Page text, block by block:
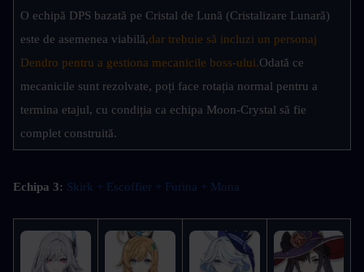
O echipă DPS bazată pe Cristal de Lună (Cristalizare Lunară)
este de asemenea viabilă,dar trebuie să incluzi un personaj
Dendro pentru a gestiona mecanicile boss-ului.Odată ce
mecanicile sunt rezolvate, poți face rotația normal pentru a
termina etajul, cu condiția ca echipa Moon-Crystal să fie
complet construită.
Echipa 3: Skirk + Escoffier + Furina + Mona